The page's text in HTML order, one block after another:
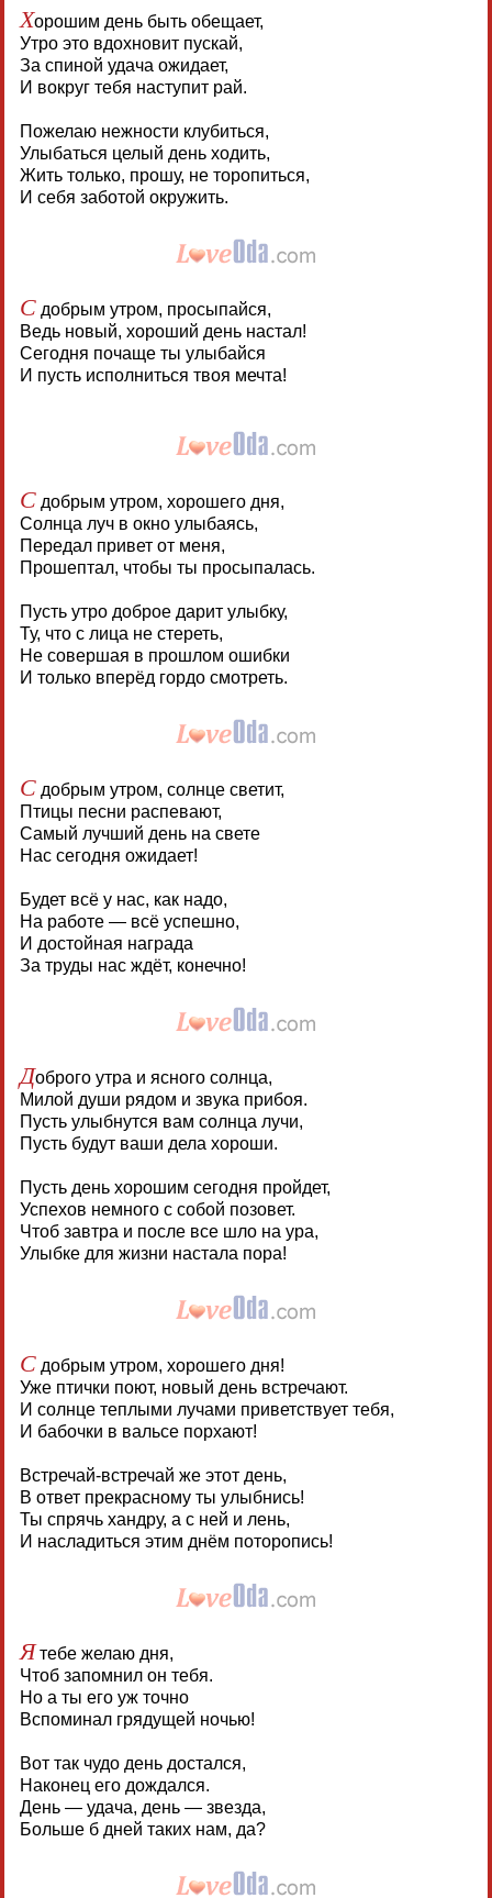
Хорошим день быть обещает,
Утро это вдохновит пускай,
За спиной удача ожидает,
И вокруг тебя наступит рай.
Пожелаю нежности клубиться,
Улыбаться целый день ходить,
Жить только, прошу, не торопиться,
И себя заботой окружить.
Сдобрым утром, просыпайся,
Ведь новый, хороший день настал!
Сегодня почаще ты улыбайся
И пусть исполниться твоя мечта!
Сдобрым утром, хорошего дня,
Солнца луч в окно улыбаясь,
Передал привет от меня,
Прошептал, чтобы ты просыпалась.
Пусть утро доброе дарит улыбку,
Ту, что с лица не стереть,
Не совершая в прошлом ошибки
И только вперёд гордо смотреть.
Сдобрым утром, солнце светит,
Птицы песни распевают,
Самый лучший день на свете
Нас сегодня ожидает!
Будет всё у нас, как надо,
На работе — всё успешно,
И достойная награда
За труды нас ждёт, конечно!
Доброго утра и ясного солнца,
Милой души рядом и звука прибоя.
Пусть улыбнутся вам солнца лучи,
Пусть будут ваши дела хороши.
Пусть день хорошим сегодня пройдет,
Успехов немного с собой позовет.
Чтоб завтра и после все шло на ура,
Улыбке для жизни настала пора!
Сдобрым утром, хорошего дня!
Уже птички поют, новый день встречают.
И солнце теплыми лучами приветствует тебя,
И бабочки в вальсе порхают!
Встречай-встречай же этот день,
В ответ прекрасному ты улыбнись!
Ты спрячь хандру, а с ней и лень,
И насладиться этим днём поторопись!
Ятебе желаю дня,
Чтоб запомнил он тебя.
Но а ты его уж точно
Вспоминал грядущей ночью!
Вот так чудо день достался,
Наконец его дождался.
День — удача, день — звезда,
Больше б дней таких нам, да?